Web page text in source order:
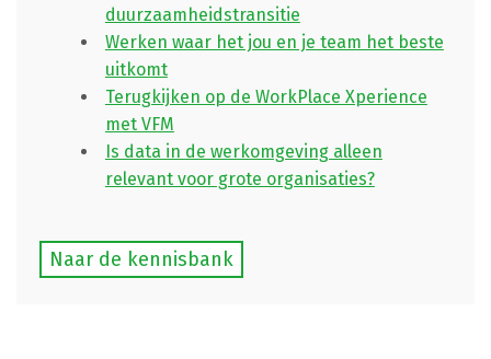
duurzaamheidstransitie
Werken waar het jou en je team het beste
uitkomt
Terugkijken op de WorkPlace Xperience
met VFM
Is data in de werkomgeving alleen
relevant voor grote organisaties?
Naar de kennisbank